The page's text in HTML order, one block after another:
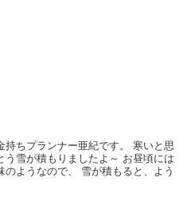
持ちプランナー亜紀です。 寒いと思
う雪が積もりましたよ～ お昼頃には
ようなので、 雪が積もると、よう